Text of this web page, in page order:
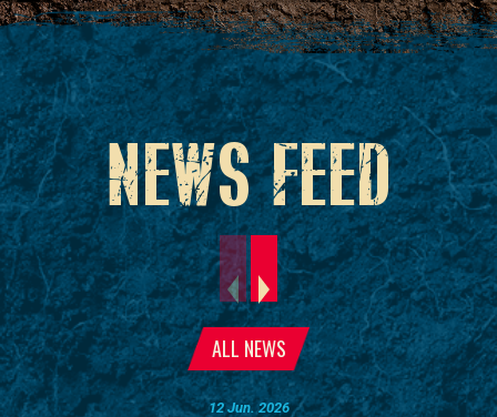
NEWS FEED
ALL NEWS
12 Jun. 2026